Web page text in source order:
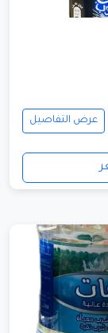
عرض التفاصيل